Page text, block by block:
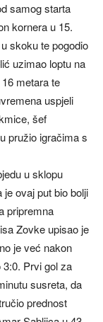
samog starta
kornera u 15.
skoku te pogodio
uzimao loptu na
metara te
uspjeli
šef
pružio igračima s
u sklopu
ovaj put bio bolji
pripremna
Zovke upisao je
je već nakon
Prvi gol za
susreta, da
prednost